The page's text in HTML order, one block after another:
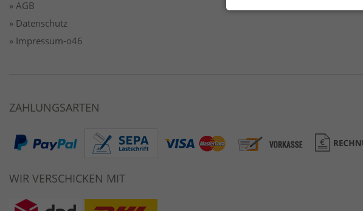
» AGB
» Datenschutz
» Impressum-o46
ZAHLUNGSARTEN
WIR VERSCHICKEN MIT